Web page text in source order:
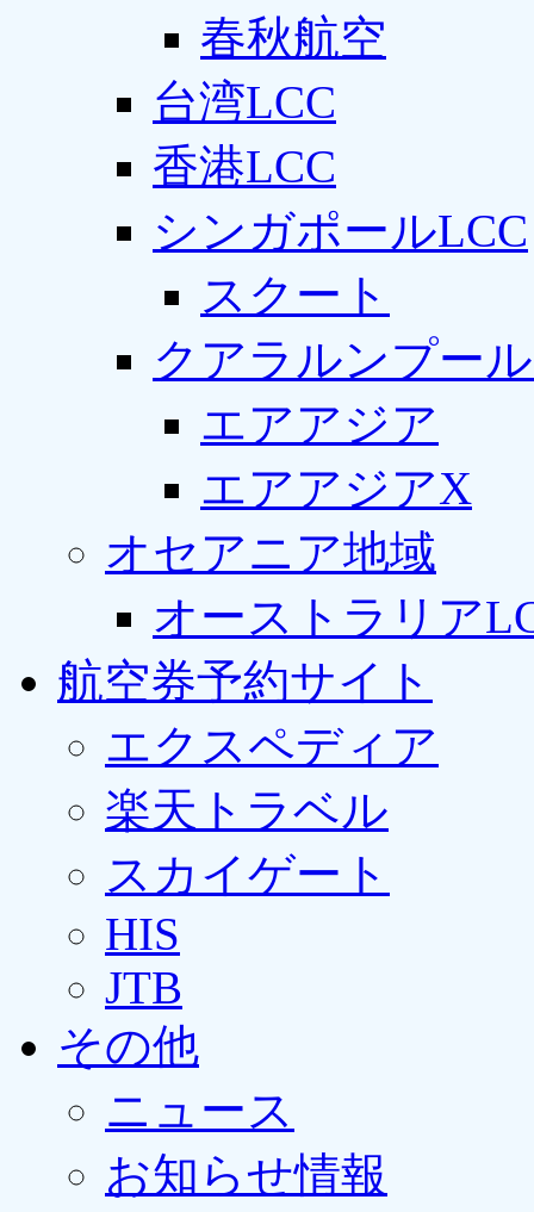
春秋航空
台湾LCC
香港LCC
シンガポールLCC
スクート
クアラルンプー
エアアジア
エアアジアX
オセアニア地域
オーストラリア
航空券予約サイト
エクスペディア
楽天トラベル
スカイゲート
HIS
JTB
その他
ニュース
お知らせ情報